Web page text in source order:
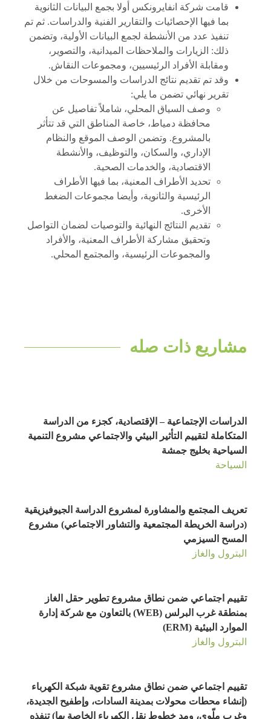
قامت شركة انفايرونكس أولا بجمع البيانات الثانوية
بما فيها الإحصائيات والتقارير الفنية والدراسات. ثم تم
تنفيذ عدد من الأنشطة لجمع البيانات الأولية، وتضمن
ذلك: الزيارات والملاحظات الميدانية، والتصوير،
ومقابلة الأفراد الرئيسيين، ومجموعات النقاش.
وقد تم تقديم نتائج الدراسات والمسوحات من خلال
تقرير نهائي تضمن ما يلي:
وصف السياق المحلي، شاملاً تفاصيل عن
محافظة دمياط، خاصة المناطق التي قد تتأثر
بالمشروع. وتضمن الوصف الموقع والنظام
الإداري، والسكان، والتوظيف، والأنشطة
الاقتصادية، والخدمات الصحية.
تحديد الأطراف المعنية، بما فيها الأطراف
الرئيسية والثانوية، وأيضا مجموعات الضغط
الأخرى.
تقديم النتائج النهائية والتوصيات لضمان التواصل
وتحقيق مشاركة الأطراف المعنية، والأفراد
والمجموعات الرئيسية، والمجتمع المحلي.
مشاريع ذات صله
الدراسات الإجتماعية – الإقتصادية، كجزء من الدراسة
المتكاملة لتقييم التأثير البيئي والاجتماعي مشروع التنمية
السياحية بخليج جمشة
السياحة
تعريف المجتمع والمشاورة لمشروع الدراسة الجيوفيزيقية
(دراسة الخريطة المجتمعية والتشاور الاجتماعي) مشروع
المسح السيزمي
البترول والغاز
تقييم اجتماعي ضمن نطاق مشروع تطوير حقل الغاز
بمنطقة غرب البرلس (WEB) بالتعاون مع شركة إدارة
الموارد البيئية (ERM)
البترول والغاز
تقييم اجتماعي ضمن نطاق مشروع تقوية شبكة الكهرباء
(إنشاء محطات محولات بمدينة السادات، وإطفيح الجديدة،
وغرب ملّوي، ومد خطوط نقل الكهرباء الخاصة بها) تنفذه